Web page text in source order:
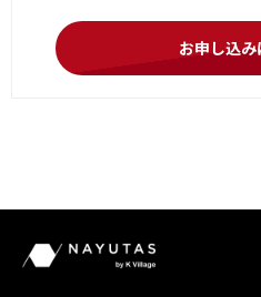
お申し込み